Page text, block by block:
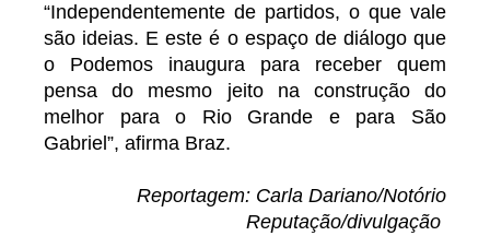
“Independentemente de partidos, o que vale
são ideias. E este é o espaço de diálogo que
o Podemos inaugura para receber quem
pensa do mesmo jeito na construção do
melhor para o Rio Grande e para São
Gabriel”, afirma Braz.
Reportagem: Carla Dariano/Notório
Reputação/divulgação